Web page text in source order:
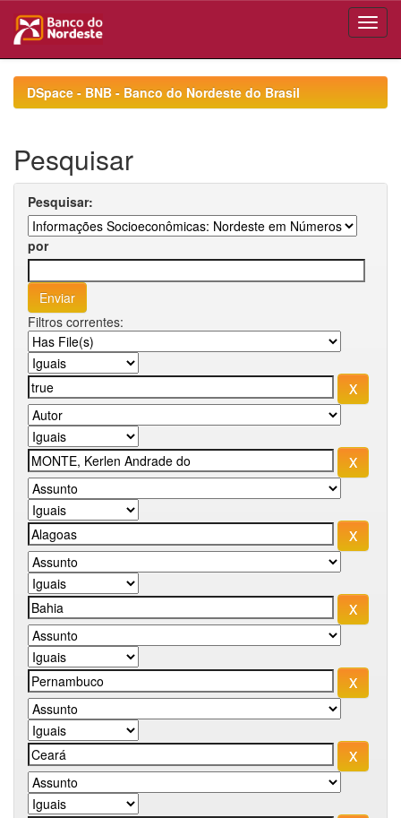
navigationDSpace - BNB - Banco do Nordeste do Brasil
Pesquisar
Pesquisar:
por
Filtros correntes: